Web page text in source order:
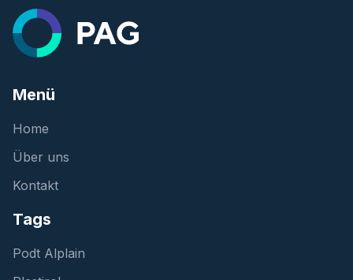
Menü
Home
Über uns
Kontakt
Tags
Podt Alplain